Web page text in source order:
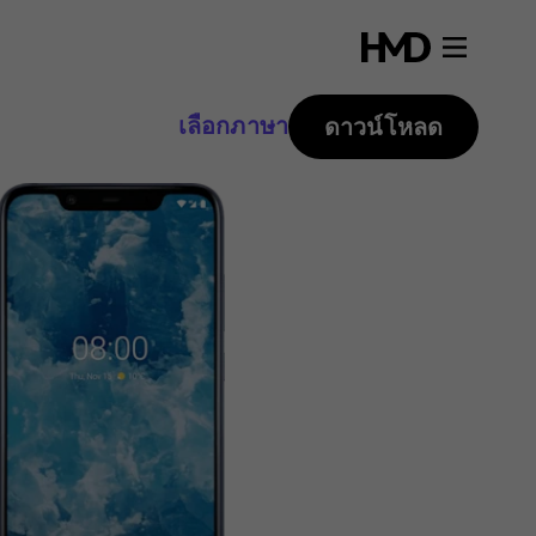
เลือกภาษา ดาวน์โหลด